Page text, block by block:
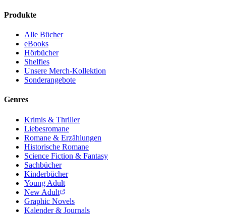
Produkte
Alle Bücher
eBooks
Hörbücher
Shelfies
Unsere Merch-Kollektion
Sonderangebote
Genres
Krimis & Thriller
Liebesromane
Romane & Erzählungen
Historische Romane
Science Fiction & Fantasy
Sachbücher
Kinderbücher
Young Adult
New Adult
Graphic Novels
Kalender & Journals